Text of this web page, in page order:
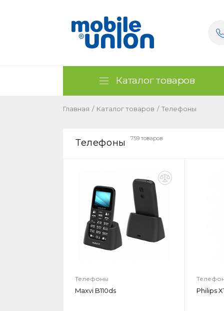
Каталог товаров
Главная / Каталог товаров / Телефоны
Телефоны 759 товаров
Телефоны
Maxvi B110ds Philips